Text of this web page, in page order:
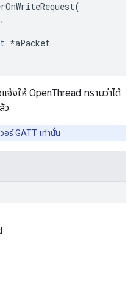
(
,
*aPacket
จ้งให้ OpenThread ทราบว่าได้
ว
อร์ GATT เท่านั้น